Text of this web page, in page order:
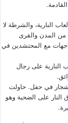
النارية، والشرطة لا
من المدن والقرى
مع المحتشدين في
النارية على رجال
شجار في حفل. حاولت
النار على الضحية وهو